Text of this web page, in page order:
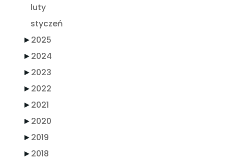
luty
styczeń
►2025
►2024
►2023
►2022
►2021
►2020
►2019
►2018